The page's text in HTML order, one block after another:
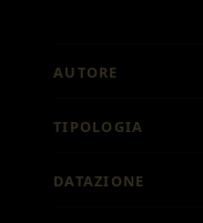
AUTORE
TIPOLOGIA
DATAZIONE